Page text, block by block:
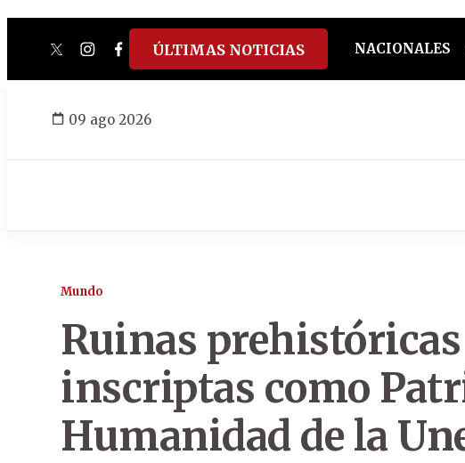
twitterinstagram
facebook
tiktokyoutube
spotify
ÚLTIMAS NOTICIAS NACIONALES
09 ago 2026
Mundo
Ruinas prehistóricas
inscriptas como
Humanidad de la